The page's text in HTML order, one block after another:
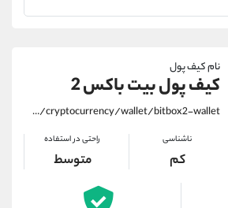
نام کیف پول
کیف پول بیت باکس 2
https://alirezamehrabi.com/cryptocurrency/wallet/bitbox2-wallet
ناشناسی
کم
راحتی در استفاده
متوسط